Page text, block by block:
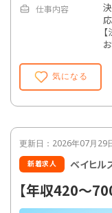
気になる
仕事内容
【
更新日：2026年07月29
新着求人 ベイヒル
【年収420～